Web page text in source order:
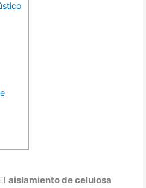
aislamiento de celulosa